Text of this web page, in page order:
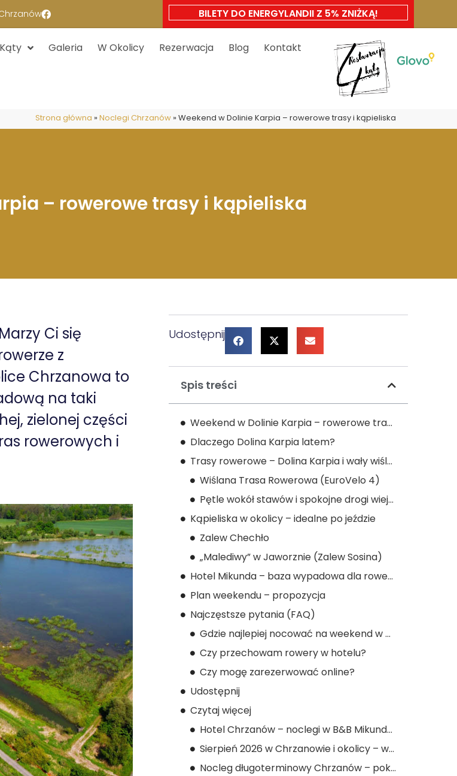
BILETY DO ENERGYLANDII Z 5% ZNIŻKĄ!
Galeria W Okolicy Rezerwacja Blog Kontakt
Strona główna »Noclegi Chrzanów »Weekend w Dolinie Karpia – rowerowe trasy i kąpieliska
– rowerowe trasy i kąpieliska
Ci się
z
Chrzanowa to
na taki
zielonej części
rowerowych i
Udostępnij
Spis treści
Weekend w Dolinie Karpia – rowerowe trasy i kąpieliska | Hotel Mikunda
Dlaczego Dolina Karpia latem?
Trasy rowerowe – Dolina Karpia i wały wiślane
Wiślana Trasa Rowerowa (EuroVelo 4)
Pętle wokół stawów i spokojne drogi wiejskie
Kąpieliska w okolicy – idealne po jeździe
Zalew Chechło
„Malediwy” w Jaworznie (Zalew Sosina)
Hotel Mikunda – baza wypadowa dla rowerzystów
Plan weekendu – propozycja
Najczęstsze pytania (FAQ)
Gdzie najlepiej nocować na weekend w Dolinie Karpia?
Czy przechowam rowery w hotelu?
Czy mogę zarezerwować online?
Udostępnij
Czytaj więcej
Hotel Chrzanów – noclegi w B&B Mikunda (pokoje, ceny, dojazd)
Sierpień 2026 w Chrzanowie i okolicy – wydarzenia i atrakcje
Nocleg długoterminowy Chrzanów – pokój na tydzień lub miesiąc